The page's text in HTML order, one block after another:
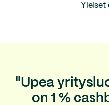
Yleiset
"Upea
on 1 %